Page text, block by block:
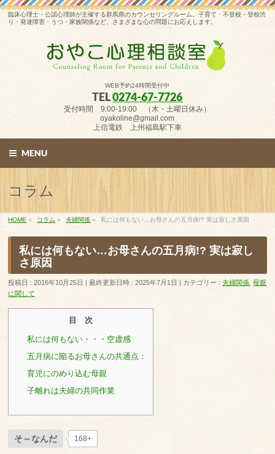
臨床心理士・公認心理師が主催する群馬県のカウンセリングルーム。子育て・不登校・登校渋
り・発達障害・うつ・家族関係など、さまざまな心の問題にお応えします。
WEB予約24時間受付中
TEL0274-67-7726
受付時間 9:00-19:00 （木・土曜日休み）
oyakoline@gmail.com
上信電鉄 上州福島駅下車
MENU
コラム
HOME » コラム » 夫婦関係 » 私には何もない…お母さんの五月病!? 実は寂しさ原因
私には何もない…お母さんの五月病!? 実は寂し
さ原因
投稿日 : 2016年10月25日 最終更新日時 : 2025年7月1日 カテゴリー :夫婦関係 ,母親
に関して
目 次
私には何もない・・・空虚感
五月病に陥るお母さんの共通点：
育児にのめり込む母親
子離れは夫婦の共同作業
そ～なんだ 168+